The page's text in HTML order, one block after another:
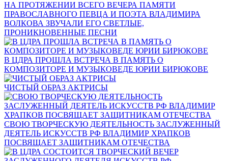
НА ПРОТЯЖЕНИИ ВСЕГО ВЕЧЕРА ПАМЯТИ
ПРАВОСЛАВНОГО ПЕВЦА И ПОЭТА ВЛАДИМИРА
ВОЛКОВА ЗВУЧАЛИ ЕГО СВЕТЛЫЕ,
ПРОНИКНОВЕННЫЕ ПЕСНИ
В ЦДРА ПРОШЛА ВСТРЕЧА В ПАМЯТЬ О
КОМПОЗИТОРЕ И МУЗЫКОВЕДЕ ЮРИИ БИРЮКОВЕ
ЧИСТЫЙ ОБРАЗ АКТРИСЫ
СВОЮ ТВОРЧЕСКУЮ ДЕЯТЕЛЬНОСТЬ ЗАСЛУЖЕННЫЙ
ДЕЯТЕЛЬ ИСКУССТВ РФ ВЛАДИМИР ХРАПКОВ
ПОСВЯЩАЕТ ЗАЩИТНИКАМ ОТЕЧЕСТВА